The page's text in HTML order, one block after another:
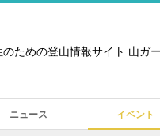
のための登山情報サイト 山ガ
ニュース イベント